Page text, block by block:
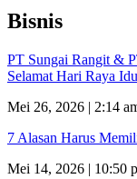
Bisnis
PT Sungai Rangit &
Selamat Hari Raya
Mei 26, 2026 | 2:14
7 Alasan Harus
Mei 14, 2026 | 10:50